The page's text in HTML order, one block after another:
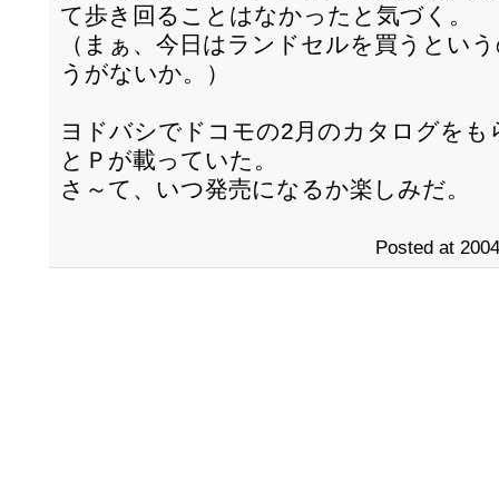
て歩き回ることはなかったと気づく。
（まぁ、今日はランドセルを買うとい
うがないか。）
ヨドバシでドコモの2月のカタログを
とＰが載っていた。
さ～て、いつ発売になるか楽しみだ。
Posted at